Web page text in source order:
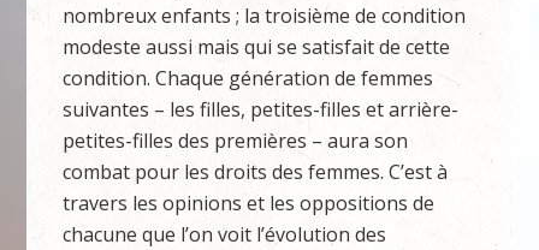
nombreux enfants ; la troisième de condition
modeste aussi mais qui se satisfait de cette
condition. Chaque génération de femmes
suivantes – les filles, petites-filles et arrière-
petites-filles des premières – aura son
combat pour les droits des femmes. C’est à
travers les opinions et les oppositions de
chacune que l’on voit l’évolution des